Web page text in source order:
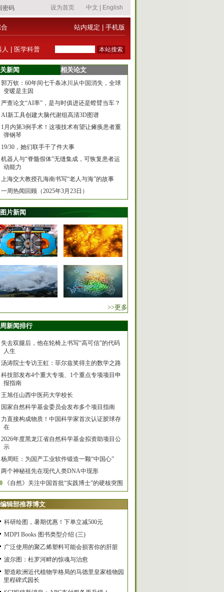
站内规定 手机版
人 医学科普
新闻 相关论文
郭万钦：60年间七千条冰川从中国消失，全球
变暖是主因
严查论文“AI率”，是与时俱进还是螳臂当车？
AI新工具创建大脑代谢组高清3D图谱
1月内第3例手术！这项技术有望让瘫痪患者重
弹钢琴
19/30，她们联手干了件大事
机器人与“脊髓假体”无缝集成，可恢复患者运
动能力
上海交大教授孔海南书写“老人与海”的故事
一周热闻回顾（2025年3月23日）
图片新闻
>>更多
新闻排行
失去双腿后，他在轮椅上书写“高可信”的代码
人生
汤涛院士专访王虹：菲尔兹奖得主的数学之路
科技部发布4个重大专项、1个重点专项项目申
报指南
王旭任山西中医药大学校长
国家自然科学基金委员会发布多个项目指南
力直接构成物质！中国科学家首次认证胶球存
在
2026年度黑龙江省自然科学基金拟资助项目公
示
杨周旺：为国产工业软件锻造一颗“中国心”
两个神秘祖先在现代人类DNA中现形
《自然》关注中国首批“实践博士”的硬核突围
编辑部推荐博文
科研绘图，暑期优惠！下单立减500元
MDPI Books 图书类型介绍 (三)
广泛使用的聚乙烯塑料可能会损害你的肝脏
波尔图：杜罗河畔的惊魂与治愈
塑造欧洲近代植物学格局的马德里皇家植物园
里程碑式园长